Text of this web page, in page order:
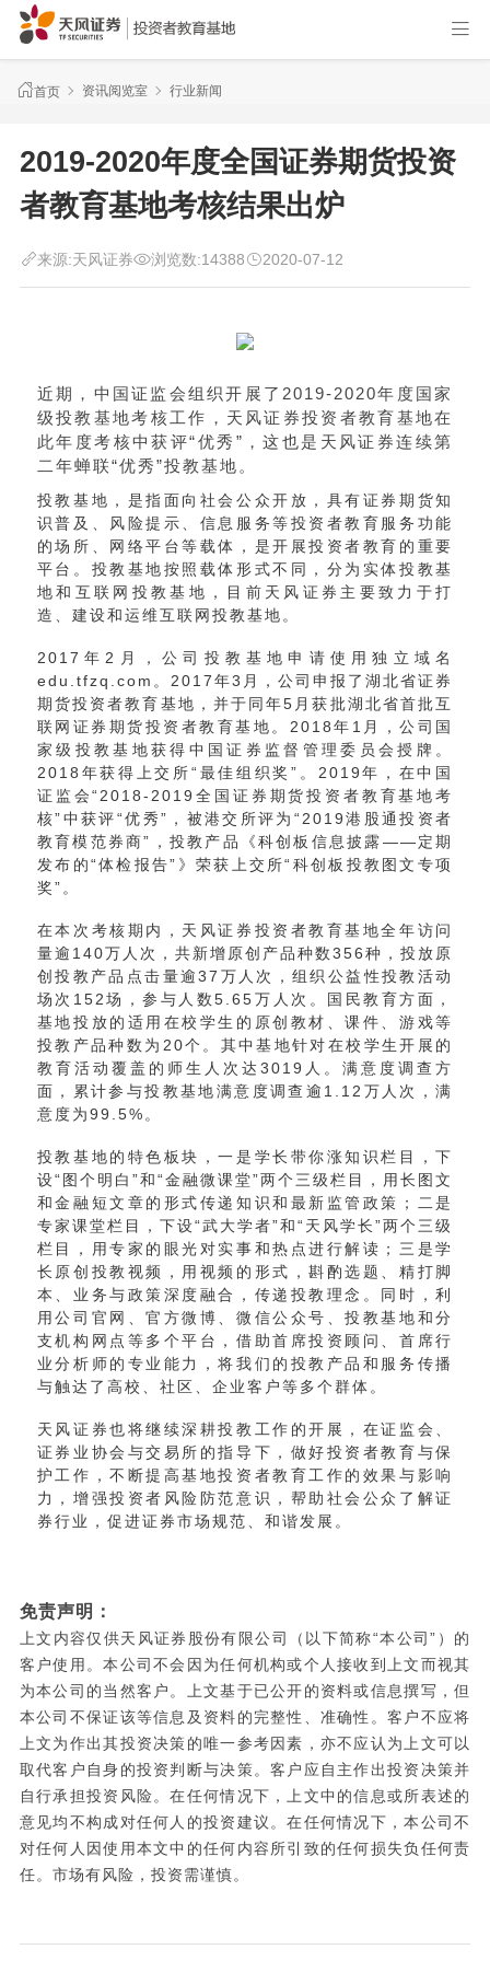
首页 资讯阅览室 行业新闻
2019-2020年度全国证券期货投资
者教育基地考核结果出炉
来源:天风证券 浏览数:14388 2020-07-12
近期，中国证监会组织开展了2019-2020年度国家
级投教基地考核工作，天风证券投资者教育基地在
此年度考核中获评“优秀”，这也是天风证券连续第
二年蝉联“优秀”投教基地。
投教基地，是指面向社会公众开放，具有证券期货知
识普及、风险提示、信息服务等投资者教育服务功能
的场所、网络平台等载体，是开展投资者教育的重要
平台。投教基地按照载体形式不同，分为实体投教基
地和互联网投教基地，目前天风证券主要致力于打
造、建设和运维互联网投教基地。
2017年2月，公司投教基地申请使用独立域名
edu.tfzq.com。2017年3月，公司申报了湖北省证券
期货投资者教育基地，并于同年5月获批湖北省首批互
联网证券期货投资者教育基地。2018年1月，公司国
家级投教基地获得中国证券监督管理委员会授牌。
2018年获得上交所“最佳组织奖”。2019年，在中国
证监会“2018-2019全国证券期货投资者教育基地考
核”中获评“优秀”，被港交所评为“2019港股通投资者
教育模范券商”，投教产品《科创板信息披露——定期
发布的“体检报告”》荣获上交所“科创板投教图文专项
奖”。
在本次考核期内，天风证券投资者教育基地全年访问
量逾140万人次，共新增原创产品种数356种，投放原
创投教产品点击量逾37万人次，组织公益性投教活动
场次152场，参与人数5.65万人次。国民教育方面，
基地投放的适用在校学生的原创教材、课件、游戏等
投教产品种数为20个。其中基地针对在校学生开展的
教育活动覆盖的师生人次达3019人。满意度调查方
面，累计参与投教基地满意度调查逾1.12万人次，满
意度为99.5%。
投教基地的特色板块，一是学长带你涨知识栏目，下
设“图个明白”和“金融微课堂”两个三级栏目，用长图文
和金融短文章的形式传递知识和最新监管政策；二是
专家课堂栏目，下设“武大学者”和“天风学长”两个三级
栏目，用专家的眼光对实事和热点进行解读；三是学
长原创投教视频，用视频的形式，斟酌选题、精打脚
本、业务与政策深度融合，传递投教理念。同时，利
用公司官网、官方微博、微信公众号、投教基地和分
支机构网点等多个平台，借助首席投资顾问、首席行
业分析师的专业能力，将我们的投教产品和服务传播
与触达了高校、社区、企业客户等多个群体。
天风证券也将继续深耕投教工作的开展，在证监会、
证券业协会与交易所的指导下，做好投资者教育与保
护工作，不断提高基地投资者教育工作的效果与影响
力，增强投资者风险防范意识，帮助社会公众了解证
券行业，促进证券市场规范、和谐发展。
免责声明：
上文内容仅供天风证券股份有限公司（以下简称“本公司”）的
客户使用。本公司不会因为任何机构或个人接收到上文而视其
为本公司的当然客户。上文基于已公开的资料或信息撰写，但
本公司不保证该等信息及资料的完整性、准确性。客户不应将
上文为作出其投资决策的唯一参考因素，亦不应认为上文可以
取代客户自身的投资判断与决策。客户应自主作出投资决策并
自行承担投资风险。在任何情况下，上文中的信息或所表述的
意见均不构成对任何人的投资建议。在任何情况下，本公司不
对任何人因使用本文中的任何内容所引致的任何损失负任何责
任。市场有风险，投资需谨慎。